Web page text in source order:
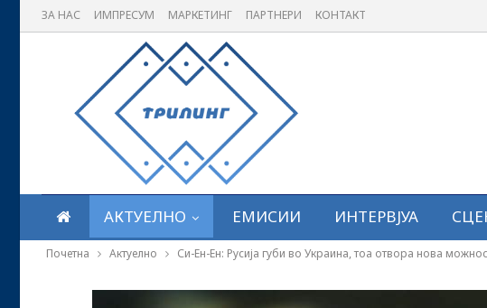
ЗА НАС ИМПРЕСУМ МАРКЕТИНГ ПАРТНЕРИ КОНТАКТ
АКТУЕЛНО ЕМИСИИ ИНТЕРВЈУА
Почетна Актуелно Си-Ен-Ен: Русија губи во Украина, тоа отвора нова